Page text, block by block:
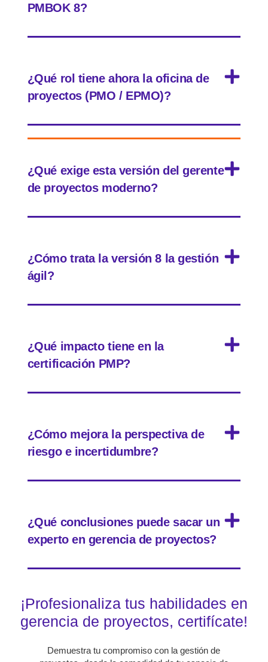
PMBOK 8?
¿Qué rol tiene ahora la oficina de
proyectos (PMO / EPMO)?
¿Qué exige esta versión del gerente
de proyectos moderno?
¿Cómo trata la versión 8 la gestión
ágil?
¿Qué impacto tiene en la
certificación PMP?
¿Cómo mejora la perspectiva de
riesgo e incertidumbre?
¿Qué conclusiones puede sacar un
experto en gerencia de proyectos?
¡Profesionaliza tus habilidades en
gerencia de proyectos, certifícate!
Demuestra tu compromiso con la gestión de